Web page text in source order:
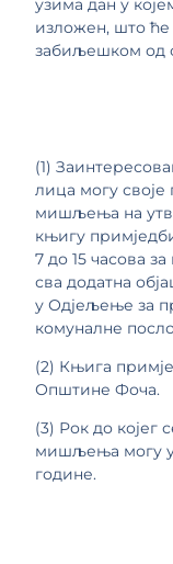
изложен, што ће
забиљешком од
(1)
лица могу своје
мишљења на
књигу
7 до 15 часова
сва додатна
у Одјељење за
комуналне
(2) Књига
Општине Фоча.
(3) Рок до којег
мишљења могу
године.